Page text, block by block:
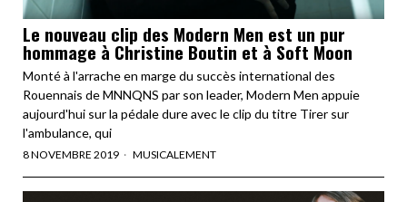
Le nouveau clip des Modern Men est un pur
hommage à Christine Boutin et à Soft Moon
Monté à l'arrache en marge du succès international des
Rouennais de MNNQNS par son leader, Modern Men appuie
aujourd'hui sur la pédale dure avec le clip du titre Tirer sur
l'ambulance, qui
8 NOVEMBRE 2019 MUSICALEMENT